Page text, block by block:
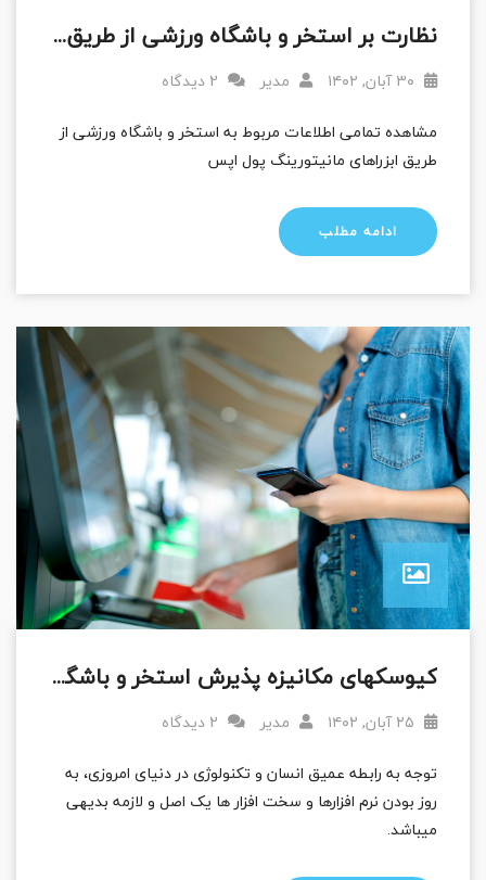
نظارت بر استخر و باشگاه ورزشی از طریق تلفن همراه به صورت آنلاین
مدیر
مشاهده تمامی اطلاعات مربوط به استخر و باشگاه ورزشی از
طریق ابزراهای مانیتورینگ پول اپس
ادامه مطلب
کیوسکهای مکانیزه پذیرش استخر و باشگاه های ورزشی
مدیر
توجه به رابطه عمیق انسان و تکنولوژی در دنیای امروزی، به
روز بودن نرم افزارها و سخت افزار ها یک اصل و لازمه بدیهی
میباشد.